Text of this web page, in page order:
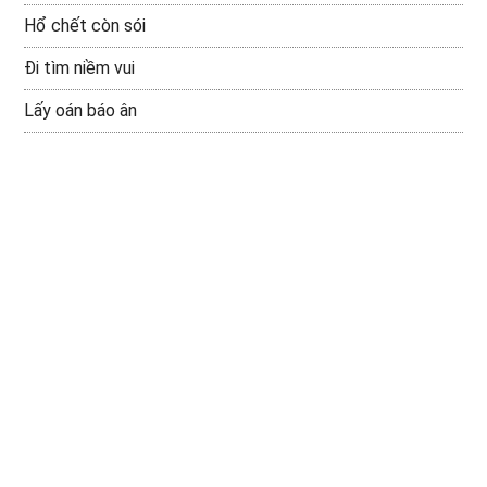
Hổ chết còn sói
Đi tìm niềm vui
Lấy oán báo ân